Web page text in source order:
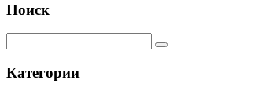
Поиск
Категории